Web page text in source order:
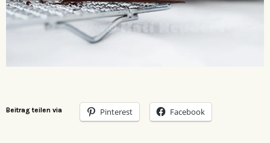
Beitrag teilen via Pinterest Facebook